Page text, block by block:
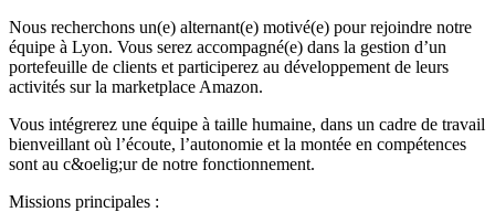
Nous recherchons un(e) alternant(e) motivé(e) pour rejoindre notre
équipe à Lyon. Vous serez accompagné(e) dans la gestion d’un
portefeuille de clients et participerez au développement de leurs
activités sur la marketplace Amazon.
Vous intégrerez une équipe à taille humaine, dans un cadre de travail
bienveillant où l’écoute, l’autonomie et la montée en compétences
sont au c&oelig;ur de notre fonctionnement.
Missions principales :